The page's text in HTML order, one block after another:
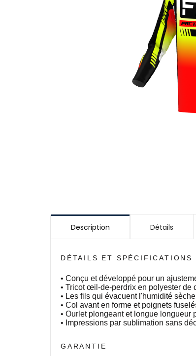
Description Détails
DÉTAILS ET SPÉCIFICATIONS
• Conçu et développé pour un
• Tricot œil-de-perdrix en polyester de
• Les fils qui évacuent l'humidité
• Col avant en forme et poignets
• Ourlet plongeant et longue longueur
• Impressions par sublimation sans
GARANTIE